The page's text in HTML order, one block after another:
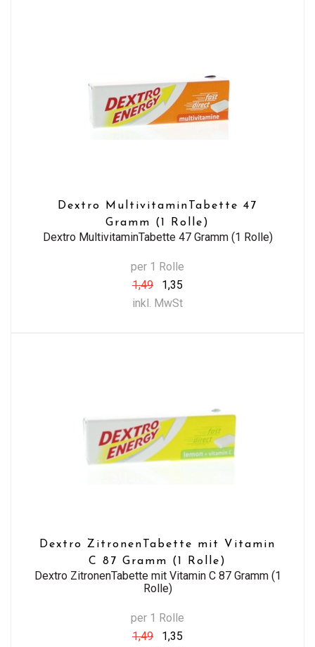
Dextro MultivitaminTabette 47
Gramm (1 Rolle)
Dextro MultivitaminTabette 47 Gramm (1 Rolle)
per 1 Rolle
1,49
1,35
inkl. MwSt
Dextro ZitronenTabette mit Vitamin
C 87 Gramm (1 Rolle)
Dextro ZitronenTabette mit Vitamin C 87 Gramm (1
Rolle)
per 1 Rolle
1,49
1,35